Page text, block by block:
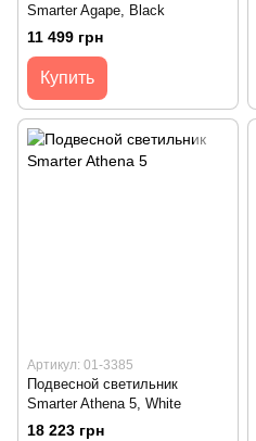
Smarter Agape, Black
11 499 грн
Купить
Артикул: 01-3385
Подвесной светильник
Smarter Athena 5, White
18 223 грн